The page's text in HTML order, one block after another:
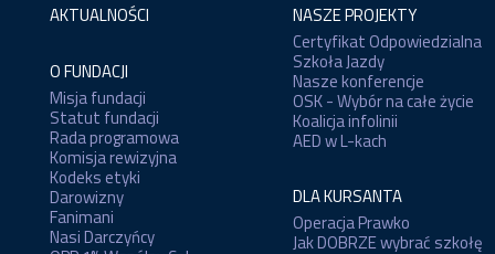
AKTUALNOŚCI
O FUNDACJI
Misja fundacji
Statut fundacji
Rada programowa
Komisja rewizyjna
Kodeks etyki
Darowizny
Fanimani
Nasi Darczyńcy
NASZE PROJEKTY
Certyfikat Odpowiedzialna
Szkoła Jazdy
Nasze konferencje
OSK - Wybór na całe życie
Koalicja infolinii
AED w L-kach
DLA KURSANTA
Operacja Prawko
Jak DOBRZE wybrać szkołę